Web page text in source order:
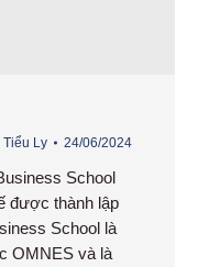
Tiểu Ly 24/06/2024
School
được thành lập
School là
OMNES và là